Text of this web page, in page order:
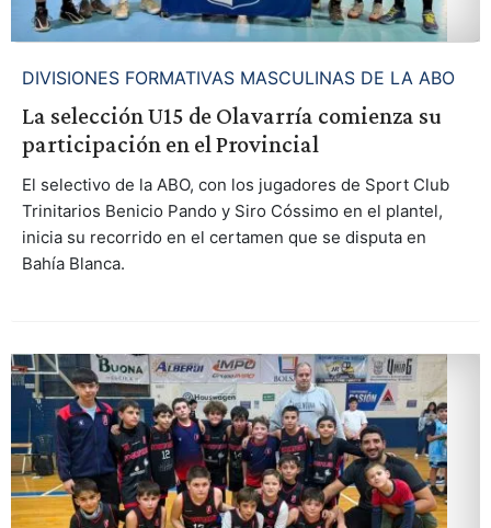
DIVISIONES FORMATIVAS MASCULINAS DE LA ABO
La selección U15 de Olavarría comienza su
participación en el Provincial
El selectivo de la ABO, con los jugadores de Sport Club
Trinitarios Benicio Pando y Siro Cóssimo en el plantel,
inicia su recorrido en el certamen que se disputa en
Bahía Blanca.